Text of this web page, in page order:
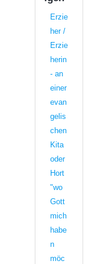
Erzie
her /
Erzie
herin
- an
einer
evan
gelis
chen
Kita
oder
Hort
"wo
Gott
mich
habe
n
möc